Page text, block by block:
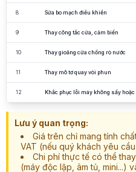
8 Sửa bo mạch điều khiển
9 Thay công tắc cửa, cảm biến
10 Thay gioăng cửa chống rò nước
11 Thay mô tơ quay vòi phun
12 Khắc phục lỗi máy không sấy hoặc
Lưu ý quan trọng:
Giá trên chỉ mang tính
VAT (nếu quý khách yêu
Chi phí thực tế có thể
(máy độc lập, âm tủ, mini...)